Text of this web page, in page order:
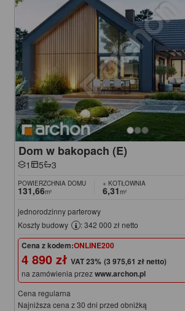
Dom w bakopach (E)
1 5 3
POWIERZCHNIA DOMU
131,66m²
+ KOTŁOWNIA
6,31m²
jednorodzinny parterowy
Koszty budowy
: 342 000 zł netto
Cena z kodem:ONLINE200
4 890 zł (3 975,61 zł netto)
na zamówienia przezwww.archon.pl
Cena regularna
Najniższa cena z 30 dni przed obniżką